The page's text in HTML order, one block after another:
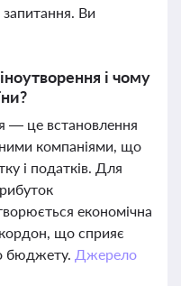
запитання. Ви
і чому
— це встановлення
компаніями, що
і податків. Для
економічна
кордон, що сприяє
бюджету. Джерело